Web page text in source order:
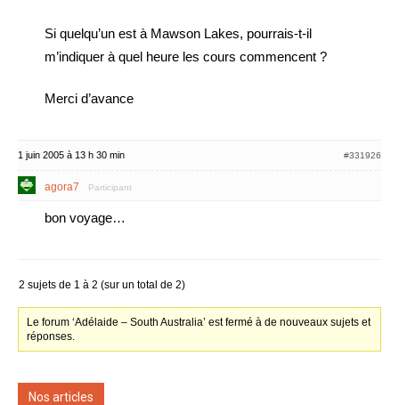
Si quelqu’un est à Mawson Lakes, pourrais-t-il
m’indiquer à quel heure les cours commencent ?
Merci d’avance
1 juin 2005 à 13 h 30 min #331926
agora7 Participant
bon voyage…
2 sujets de 1 à 2 (sur un total de 2)
Le forum ‘Adélaide – South Australia’ est fermé à de nouveaux sujets et
réponses.
Nos articles